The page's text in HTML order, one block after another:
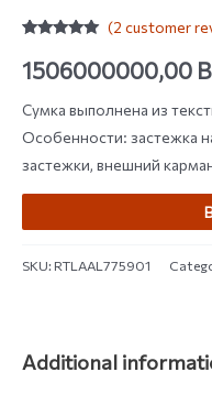
out of 5
based on
ratings
(2 customer
1506000000,00
Сумка выполнена из
Особенности: застежка
застежки, внешний
SKU:RTLAAL775901
Additional